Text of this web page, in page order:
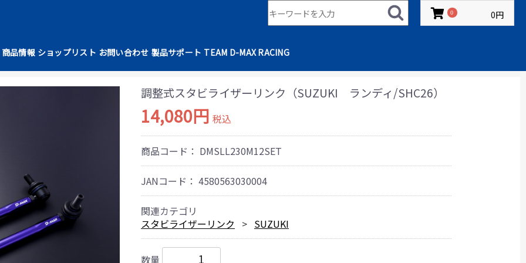
商品情報 ショップリスト お問い合わせ 製品サポート TEAM D-MAX RACING
0 0円
調整式スタビライザーリンク（SUZUKI ランディ/SHC26）
14,080円 税込
商品コード： DMSLL230M12SET
JANコード： 4580563030004
関連カテゴリ
スタビライザーリンク
SUZUKI
数量